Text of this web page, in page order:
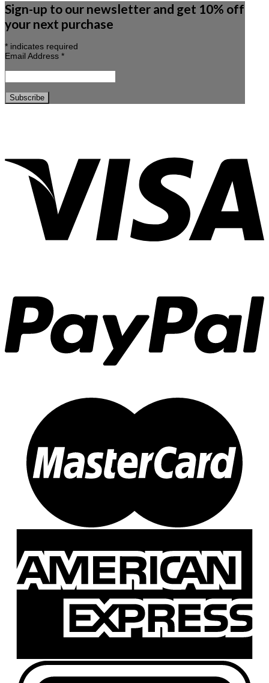
Sign-up to our newsletter and get 10% off
your next purchase
* indicates required
Email Address *